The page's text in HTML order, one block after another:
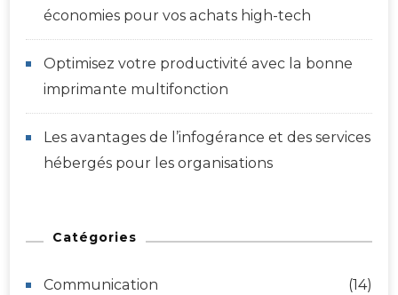
économies pour vos achats high-tech
Optimisez votre productivité avec la bonne
imprimante multifonction
Les avantages de l’infogérance et des services
hébergés pour les organisations
Catégories
Communication (14)